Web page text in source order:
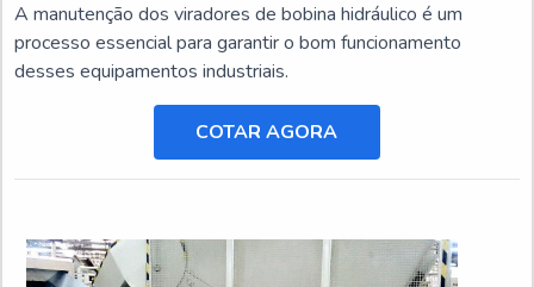
A manutenção dos viradores de bobina hidráulico é um
processo essencial para garantir o bom funcionamento
desses equipamentos industriais.
COTAR AGORA